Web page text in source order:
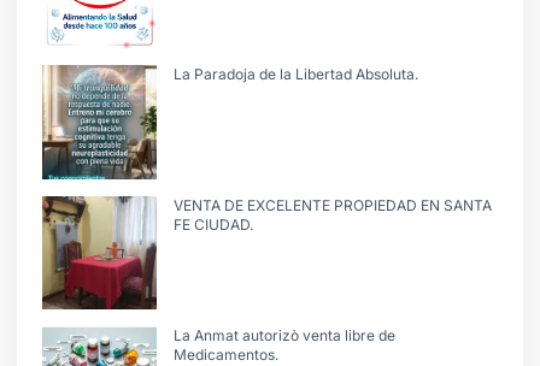
La Paradoja de la Libertad Absoluta.
VENTA DE EXCELENTE PROPIEDAD EN SANTA
FE CIUDAD.
La Anmat autorizò venta libre de
Medicamentos.